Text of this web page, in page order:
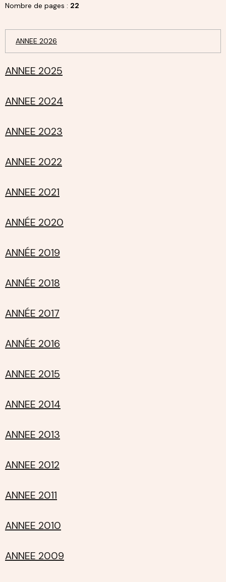
Nombre de pages : 22
ANNEE 2026
ANNEE 2025
ANNEE 2024
ANNEE 2023
ANNEE 2022
ANNEE 2021
ANNÉE 2020
ANNÉE 2019
ANNÉE 2018
ANNÉE 2017
ANNÉE 2016
ANNEE 2015
ANNEE 2014
ANNEE 2013
ANNEE 2012
ANNEE 2011
ANNEE 2010
ANNEE 2009